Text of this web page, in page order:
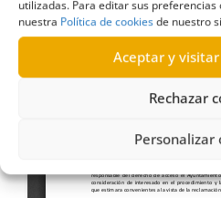
utilizadas. Para editar sus
nuestra Política de cookiesde nuestro
Aceptar y
Rechazar
Personalizar